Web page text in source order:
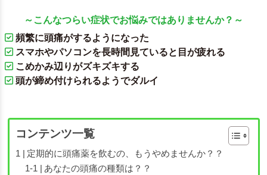
～こんなつらい症状でお悩みではありませんか？～
頻繁に頭痛がするようになった
スマホやパソコンを長時間見ていると目が疲れる
こめかみ辺りがズキズキする
頭が締め付けられるようでダルイ
コンテンツ一覧
定期的に頭痛薬を飲むの、もうやめませんか？？
あなたの頭痛の種類は？？